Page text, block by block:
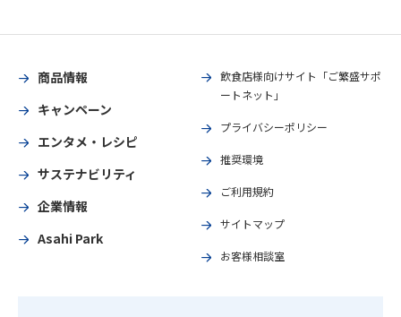
商品情報
キャンペーン
エンタメ・レシピ
サステナビリティ
企業情報
Asahi Park
飲食店様向けサイト「ご繁盛サポ
ートネット」
プライバシーポリシー
推奨環境
ご利用規約
サイトマップ
お客様相談室